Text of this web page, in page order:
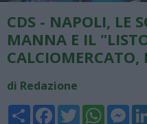
CDS - NAPOLI, LE
MANNA E IL
CALCIOMERCATO,
di Redazione
Share FacebookTwitterWhatsApp